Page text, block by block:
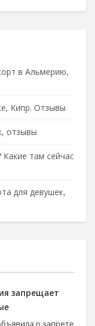
в Альмерию,
Кипр. Отзывы
отзывы
Какие там сейчас
для девушек,
запрещает
о запрете